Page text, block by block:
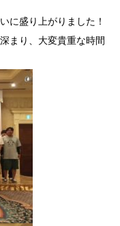
に盛り上がりました！
まり、大変貴重な時間